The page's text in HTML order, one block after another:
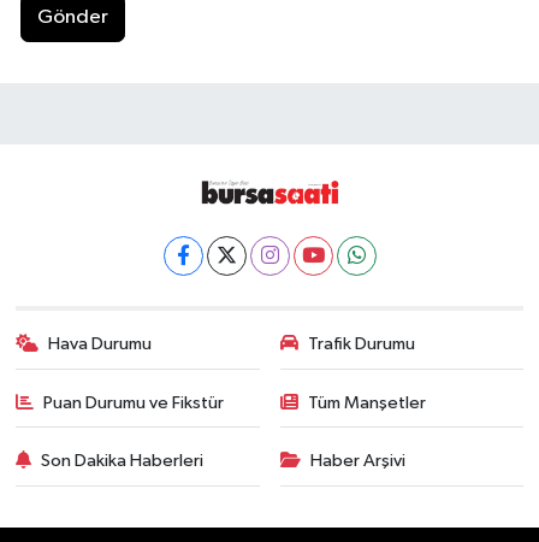
Gönder
Hava Durumu Trafik Durumu
Puan Durumu ve Fikstür Tüm Manşetler
Son Dakika Haberleri Haber Arşivi